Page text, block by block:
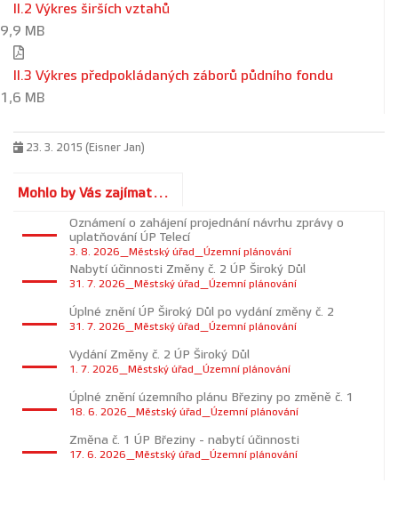
II.2 Výkres širších vztahů
9,9 MB
II.3 Výkres předpokládaných záborů půdního fondu
1,6 MB
23. 3. 2015 (Eisner Jan)
Mohlo by Vás zajímat...
Oznámení o zahájení projednání návrhu zprávy o
uplatňování ÚP Telecí
3. 8. 2026_Městský úřad_Územní plánování
Nabytí účinnosti Změny č. 2 ÚP Široký Důl
31. 7. 2026_Městský úřad_Územní plánování
Úplné znění ÚP Široký Důl po vydání změny č. 2
31. 7. 2026_Městský úřad_Územní plánování
Vydání Změny č. 2 ÚP Široký Důl
1. 7. 2026_Městský úřad_Územní plánování
Úplné znění územního plánu Březiny po změně č. 1
18. 6. 2026_Městský úřad_Územní plánování
Změna č. 1 ÚP Březiny - nabytí účinnosti
17. 6. 2026_Městský úřad_Územní plánování